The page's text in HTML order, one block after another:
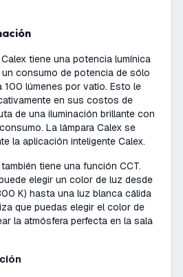
tiene una potencia lumínica
consumo de potencia de sólo
100 lúmenes por vatio. Esto le
en sus costos de
de una iluminación brillante con
La lámpara Calex se
la aplicación inteligente Calex.
tiene una función CCT.
elegir un color de luz desde
K) hasta una luz blanca cálida
que puedas elegir el color de
la atmósfera perfecta en la sala